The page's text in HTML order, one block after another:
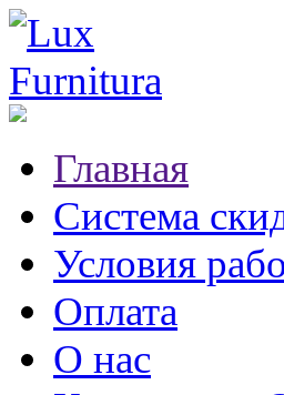
Главная
Система
Условия
Оплата
О нас